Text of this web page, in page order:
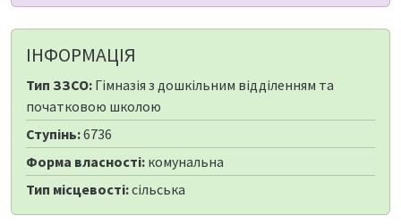
ІНФОРМАЦІЯ
Тип ЗЗСО: Гімназія з дошкільним відділенням та
початковою школою
Ступінь:6736
Форма власності: комунальна
Тип місцевості:сільська